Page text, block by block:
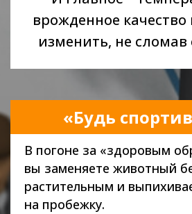
врожденное
изменить, не сломав
«Будь
В погоне за «здоровым
вы заменяете животный
растительным и
на пробежку.